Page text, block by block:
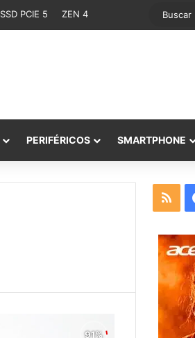
SSD PCIE 5 ZEN 4
PERIFÉRICOS SMARTPHONE
RSS